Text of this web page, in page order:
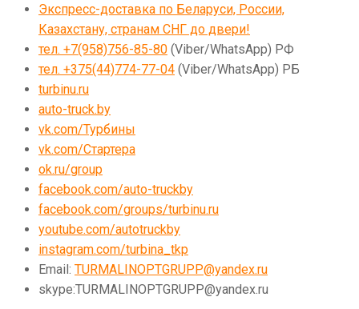
Экспресс-доставка по Беларуси, России,
Казахстану, странам СНГ до двери!
тел. +7(958)756-85-80 (Viber/WhatsApp) РФ
тел. +375(44)774-77-04 (Viber/WhatsApp) РБ
turbinu.ru
auto-truck.by
vk.com/Турбины
vk.com/Стартера
ok.ru/group
facebook.com/auto-truckby
facebook.com/groups/turbinu.ru
youtube.com/autotruckby
instagram.com/turbina_tkp
Email: TURMALINOPTGRUPP@yandex.ru
skype:TURMALINOPTGRUPP@yandex.ru